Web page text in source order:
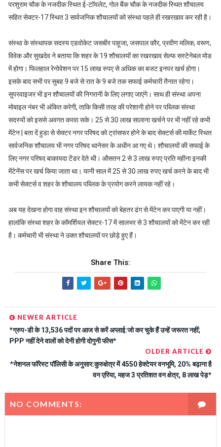
परशुराम चौक के नजदीक स्थित ई-टाॅयलेट, गोल बैंक चौक के नजदीक स्थित शौचालय
सहित सेक्टर-17 स्थित 3 सार्वजनिक शौचालयों को संस्था पहले ही रखरखाव कर रही है।
संस्था के संस्थापक सदस्य एडवोकेट जसबीर पाहूजा, जसपाल कौर, प्रवीण मलिक, वरूण,
विवेक और सुखदेव ने बताया कि शहर के 19 शौचालयों का रखरखाव सेल्फ सस्टेनेबल मोड
में होगा। फिलहाल रेनोवेशन पर 15 लाख रुपए से अधिक का बजट इनपर खर्च होगा।
इसके बाद सभी पर सुबह 9 बजे से रात के 9 बजे तक सफाई कर्मचारी तैनात रहेगा।
सुपरवाइजर भी इन शौचालयों की निगरानी के लिए लगाए जाएंगे। साथ ही संस्था अपना
मोबाइल नंबर भी अंकित करेगी, ताकि किसी तरह की परेशानी होने पर पब्लिक संस्था
सदस्यों को इससे अवगत करवा सके। 25 से 30 लाख सालाना खर्चने पर भी नहीं रहे कभी
मेंटेन | बता दें हुडा से सेक्टर नगर परिषद को ट्रांसफर होने के बाद सेक्टर्स की मार्केट स्थित
सार्वजनिक शौचालय भी नगर परिषद थानेसर के अधीन आ गए थे। शौचालयों की सफाई के
लिए नगर परिषद बाकायदा टेंडर देते थी। औसतन 2 से 3 लाख रुपए प्रति महीना इनकी
मेंटेनेंस पर खर्च किया जाता था। यानी साल में 25 से 30 लाख रुपए खर्च करने के बाद भी
कभी सेक्टर्स व शहर के शौचालय पब्लिक के प्रयोग करने लायक नहीं रहे।
अब यह देखना होगा वाह संस्था इन शौचालयों को बेहतर ढंग से मेंटेन कर पाएगी या नहीं।
हालांकि संस्था शहर के कॉमर्शियल सेक्टर-17 में सालभर से 3 शौचालयों को मेंटेन कर रही
है। कर्मचारी भी संस्था ने उक्त शौचालयों पर छोड़े हुए हैं।
Share This:
NEWER ARTICLE
*ग्रुप-डी के 13,536 पदों पर आज से करें अप्लाई:जो कर चुके हैं उन्हें जरूरत नहीं;
PPP नहीं देने वालों को देनी होगी दोगुनी फीस*
OLDER ARTICLE
*नेशनल फॉरेस्ट पॉलिसी के अनुसार:कुरुक्षेत्र में 4550 हेक्टेयर वनभूमि, 20% बढ़ाना है
वन एरिया, महज 3 प्रतिशत वन क्षेत्र, 8 लाख पेड़*
NO COMMENTS: